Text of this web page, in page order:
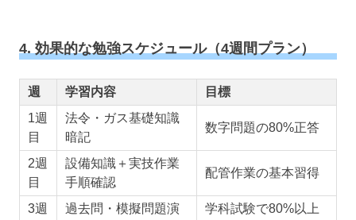
4. 効果的な勉強スケジュール（4週間プラン）
週 学習内容
目標
1週
目
法令・ガス基礎知識
暗記
数字問題の80%正答
2週
目
設備知識＋実技作業
手順確認
配管作業の基本習得
3週
過去問・模擬問題演
学科試験で80%以上